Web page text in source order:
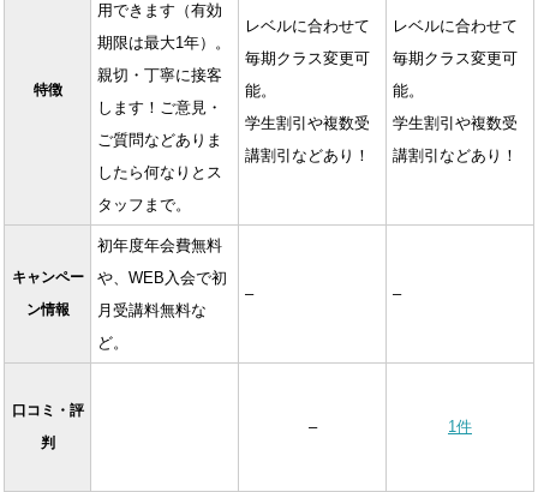
特徴
用できます（有効
期限は最大1年）。
親切・丁寧に接客
します！ご意見・
ご質問などありま
したら何なりとス
タッフまで。
レベルに合わせて
毎期クラス変更可
能。
学生割引や複数受
講割引などあり！
レベルに合わせて
毎期クラス変更可
能。
学生割引や複数受
講割引などあり！
キャンペー
ン情報
初年度年会費無料
や、WEB入会で初
月受講料無料な
ど。
– –
口コミ・評
判
– 1件